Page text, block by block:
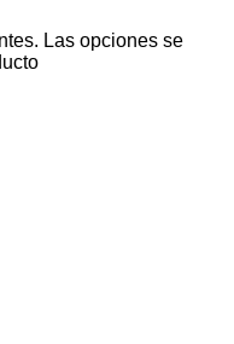
Las opciones se